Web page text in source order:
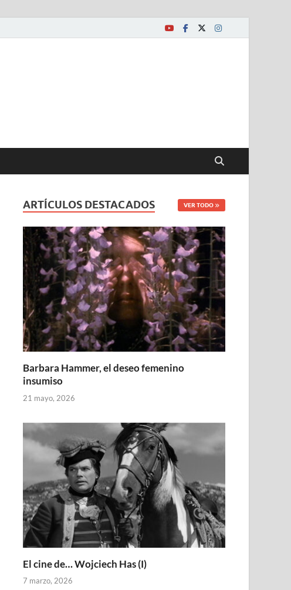
ARTÍCULOS DESTACADOS VER TODO
Barbara Hammer, el deseo femenino
insumiso
21 mayo, 2026
El cine de… Wojciech Has (I)
7 marzo, 2026